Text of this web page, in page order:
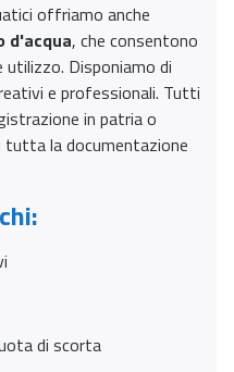
offriamo anche
d'acqua, che consentono
Disponiamo di
e professionali. Tutti
in patria o
tutta la documentazione
di scorta